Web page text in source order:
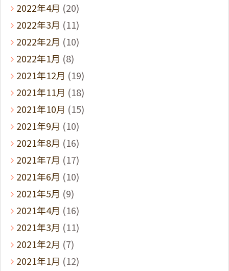
2022年4月 (20)
2022年3月 (11)
2022年2月 (10)
2022年1月 (8)
2021年12月 (19)
2021年11月 (18)
2021年10月 (15)
2021年9月 (10)
2021年8月 (16)
2021年7月 (17)
2021年6月 (10)
2021年5月 (9)
2021年4月 (16)
2021年3月 (11)
2021年2月 (7)
2021年1月 (12)